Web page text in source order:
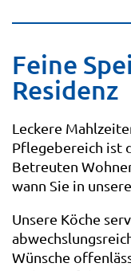
Feine
Residenz
Leckere
Pflegebereich ist
Betreuten
wann Sie in
Unsere Köche
Wünsche